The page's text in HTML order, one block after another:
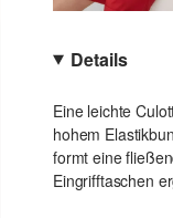
Details
Eine leichte
hohem
formt eine
Eingrifftaschen